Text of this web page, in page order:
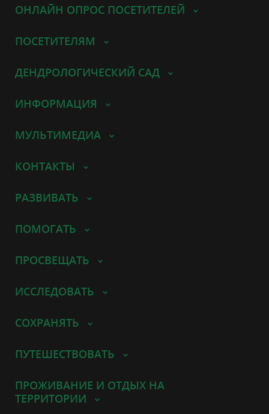
ОНЛАЙН ОПРОС ПОСЕТИТЕЛЕЙ
ПОСЕТИТЕЛЯМ
ДЕНДРОЛОГИЧЕСКИЙ САД
ИНФОРМАЦИЯ
МУЛЬТИМЕДИА
КОНТАКТЫ
РАЗВИВАТЬ
ПОМОГАТЬ
ПРОСВЕЩАТЬ
ИССЛЕДОВАТЬ
СОХРАНЯТЬ
ПУТЕШЕСТВОВАТЬ
ПРОЖИВАНИЕ И ОТДЫХ НА
ТЕРРИТОРИИ